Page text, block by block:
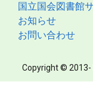
国立国会図書館
お知らせ
お問い合わせ
Copyright © 2013-